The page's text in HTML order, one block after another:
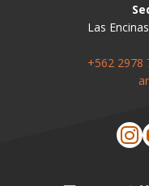
Las
+562 2978